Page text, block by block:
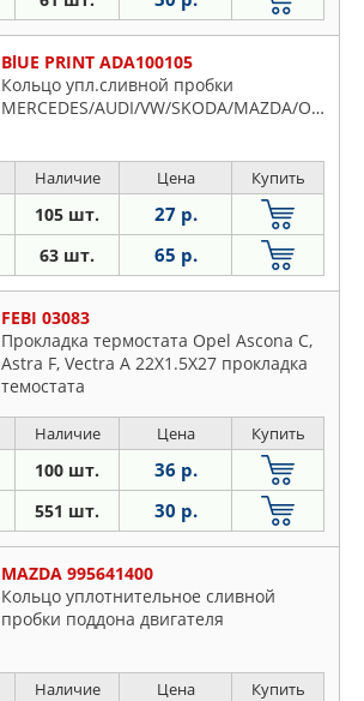
BlUE PRINT ADA100105
Кольцо упл.сливной пробки
MERCEDES/AUDI/VW/SKODA/MAZDA/OPEL
Наличие Цена Купить
105 шт. 27 р.
63 шт. 65 р.
FEBI 03083
Прокладка термостата Opel Ascona C,
Astra F, Vectra A 22X1.5X27 прокладка
темостата
Наличие Цена Купить
100 шт. 36 р.
551 шт. 30 р.
MAZDA 995641400
Кольцо уплотнительное сливной
пробки поддона двигателя
Наличие Цена Купить